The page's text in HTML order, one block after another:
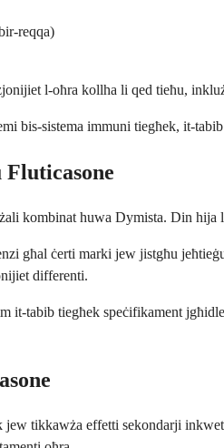
reqqa)
l-oħra kollha li qed tieħu,
bis-sistema immuni tiegħek, it-
kombinat huwa Dymista. Din
għal ċerti marki jew jistgħu
differenti.
it-tabib tiegħek speċifikament
tikkawża effetti sekondarji